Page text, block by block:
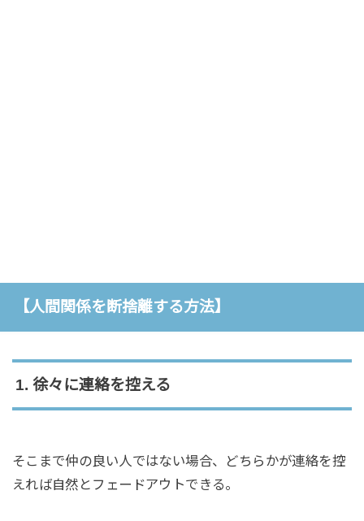
【人間関係を断捨離する方法】
1. 徐々に連絡を控える
そこまで仲の良い人ではない場合、どちらかが連絡を控
えれば自然とフェードアウトできる。